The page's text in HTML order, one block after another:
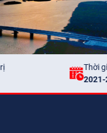
dựng đoạn Phan
một số đoạn đường